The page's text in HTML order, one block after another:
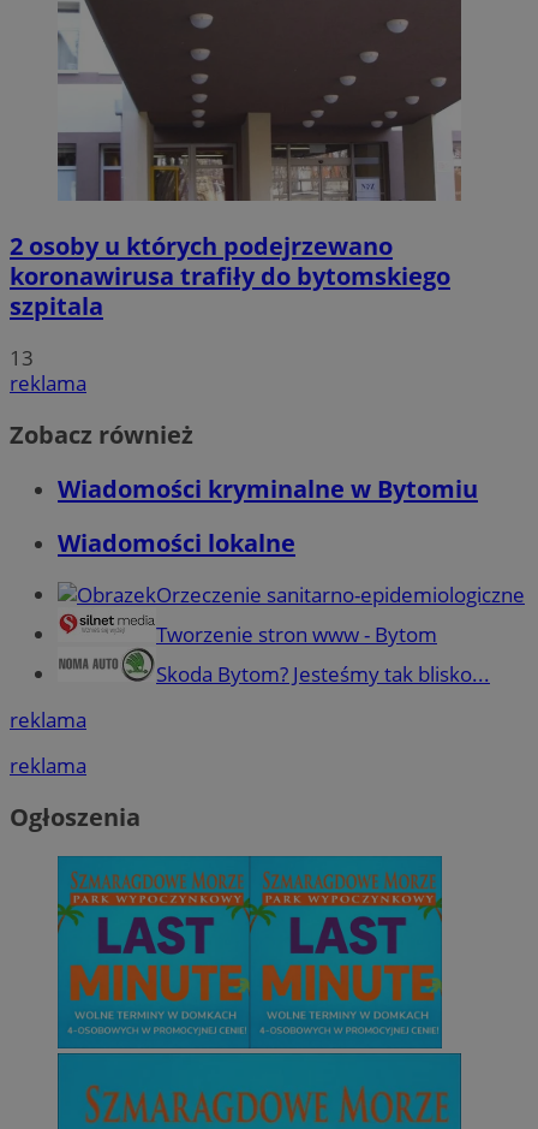
2 osoby u których podejrzewano
koronawirusa trafiły do bytomskiego
szpitala
13
reklama
Zobacz również
Wiadomości kryminalne w Bytomiu
Wiadomości lokalne
Orzeczenie sanitarno-epidemiologiczne
Tworzenie stron www - Bytom
Skoda Bytom? Jesteśmy tak blisko...
reklama
reklama
Ogłoszenia